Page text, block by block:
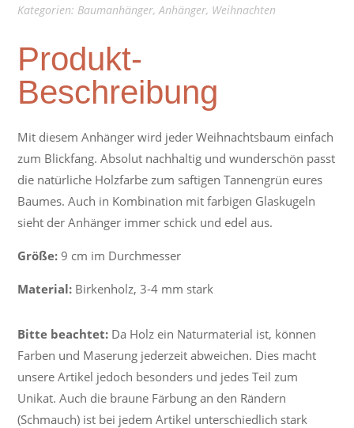
Kategorien: Baumanhänger,Anhänger, Weihnachten
Produkt-
Beschreibung
Mit diesem Anhänger wird jeder Weihnachtsbaum einfach
zum Blickfang. Absolut nachhaltig und wunderschön passt
die natürliche Holzfarbe zum saftigen Tannengrün eures
Baumes. Auch in Kombination mit farbigen Glaskugeln
sieht der Anhänger immer schick und edel aus.
Größe: 9 cm im Durchmesser
Material: Birkenholz, 3-4 mm stark
Bitte beachtet: Da Holz ein Naturmaterial ist, können
Farben und Maserung jederzeit abweichen. Dies macht
unsere Artikel jedoch besonders und jedes Teil zum
Unikat. Auch die braune Färbung an den Rändern
(Schmauch) ist bei jedem Artikel unterschiedlich stark